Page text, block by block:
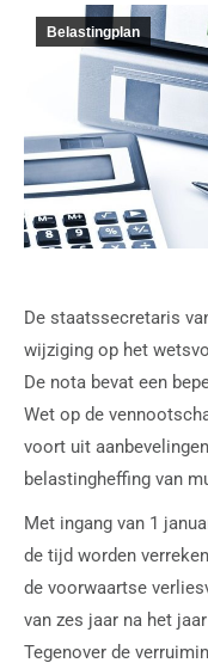
Belastingplan
De staatssecretaris
wijziging op het
De nota bevat een
Wet op de
voort uit
belastingheffing van
Met ingang van 1
de tijd worden
de voorwaartse
van zes jaar na het
Tegenover de